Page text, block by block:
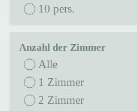
10 pers.
Anzahl der Zimmer
Alle
1 Zimmer
2 Zimmer